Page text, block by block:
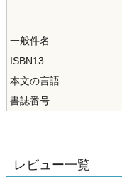
一般件名
ISBN13
本文の言語
書誌番号
レビュー一覧